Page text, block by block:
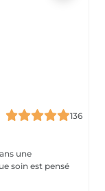
136
une
soin est pensé